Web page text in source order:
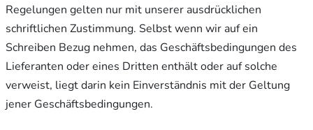
Regelungen gelten nur mit unserer ausdrücklichen
schriftlichen Zustimmung. Selbst wenn wir auf ein
Schreiben Bezug nehmen, das Geschäftsbedingungen des
Lieferanten oder eines Dritten enthält oder auf solche
verweist, liegt darin kein Einverständnis mit der Geltung
jener Geschäftsbedingungen.